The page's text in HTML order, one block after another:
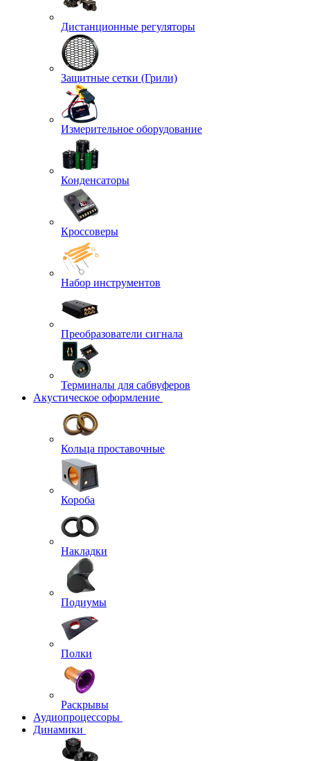
Дистанционные регуляторы
Защитные сетки (Грили)
Измерительное оборудование
Конденсаторы
Кроссоверы
Набор инструментов
Преобразователи сигнала
Терминалы для сабвуферов
Акустическое оформление
Кольца проставочные
Короба
Накладки
Подиумы
Полки
Раскрывы
Аудиопроцессоры
Динамики